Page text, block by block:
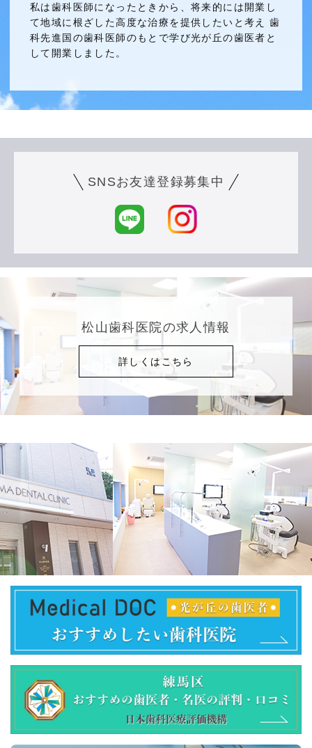
私は歯科医師になったときから、将来的には開業し
て地域に根ざした高度な治療を提供したいと考え 歯
科先進国の歯科医師のもとで学び光が丘の歯医者と
して開業しました。
SNSお友達登録募集中
松山歯科医院の求人情報
詳しくはこちら